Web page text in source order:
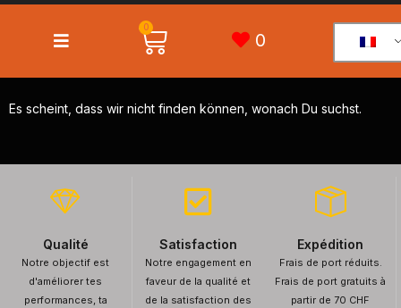
0
0
Es scheint, dass wir nicht finden können, wonach Du suchst.
Qualité
Notre objectif est
d'améliorer tes
performances, ta
Satisfaction
Notre engagement en
faveur de la qualité et
de la satisfaction des
Expédition
Frais de port réduits.
Frais de port gratuits à
partir de 70 CHF